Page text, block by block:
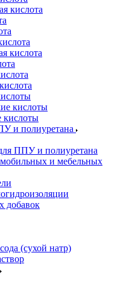
кислота
кислота
кислоты
кислоты
и полиуретана
ППУ и полиуретана
и мебельных
добавок
(сухой натр)